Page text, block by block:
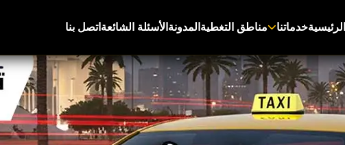
الرئيسيةخدماتنا مناطق التغطية المدونة الأسئلة الشائعة اتصل بنا